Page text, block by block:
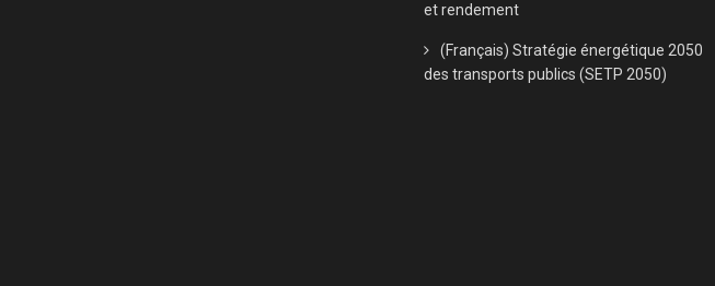
et rendement
(Français) Stratégie énergétique 2050
des transports publics (SETP 2050)